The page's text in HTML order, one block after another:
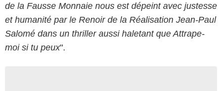
de la Fausse Monnaie nous est dépeint avec justesse
et humanité par le Renoir de la Réalisation Jean-Paul
Salomé dans un thriller aussi haletant que Attrape-
moi si tu peux".